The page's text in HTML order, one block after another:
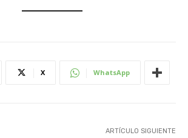
X WhatsApp
ARTÍCULO SIGUIENTE